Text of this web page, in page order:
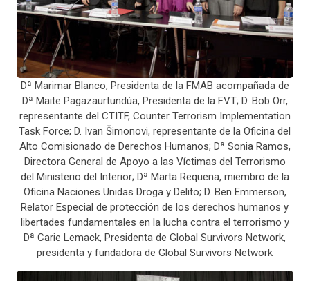
Dª Marimar Blanco, Presidenta de la FMAB acompañada de
Dª Maite Pagazaurtundúa, Presidenta de la FVT; D. Bob Orr,
representante del CTITF, Counter Terrorism Implementation
Task Force; D. Ivan Šimonovi, representante de la Oficina del
Alto Comisionado de Derechos Humanos; Dª Sonia Ramos,
Directora General de Apoyo a las Víctimas del Terrorismo
del Ministerio del Interior; Dª Marta Requena, miembro de la
Oficina Naciones Unidas Droga y Delito; D. Ben Emmerson,
Relator Especial de protección de los derechos humanos y
libertades fundamentales en la lucha contra el terrorismo y
Dª Carie Lemack, Presidenta de Global Survivors Network,
presidenta y fundadora de Global Survivors Network